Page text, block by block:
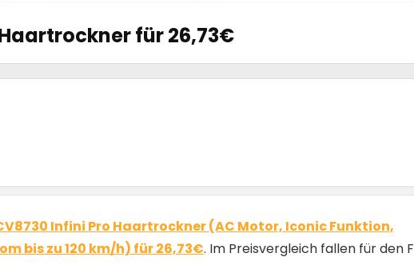
für 26,73€
Infini Pro Haartrockner (AC Motor, Iconic Funktion,
bis zu 120 km/h) für 26,73€. Im Preisvergleich fallen für den